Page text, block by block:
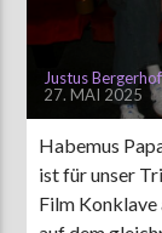
Justus
27. MAI 2025
Habemus
ist für unser
Film Konklave